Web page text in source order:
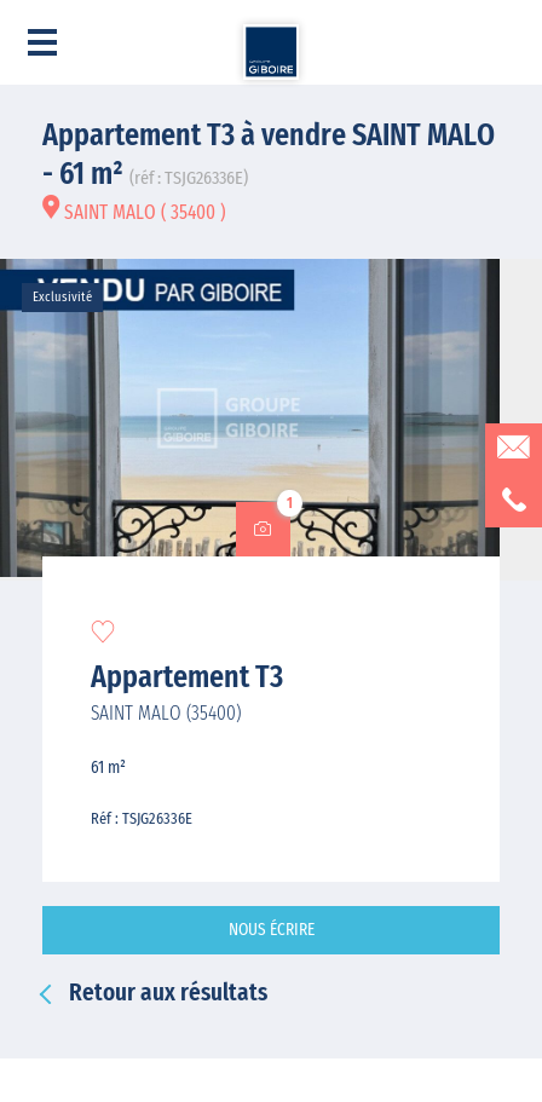
Appartement T3 à vendre SAINT MALO
- 61 m² (réf : TSJG26336E)
SAINT MALO ( 35400 )
Exclusivité
1
Appartement T3
SAINT MALO (35400)
61 m²
Réf : TSJG26336E
NOUS ÉCRIRE
Retour aux résultats